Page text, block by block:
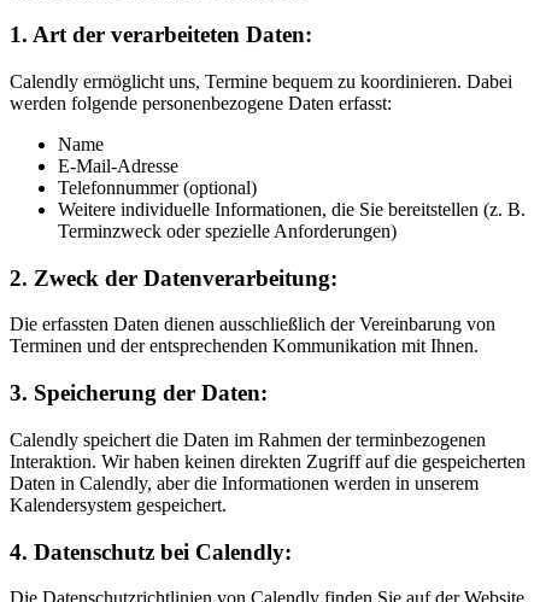
1. Art der verarbeiteten Daten:
Calendly ermöglicht uns, Termine bequem zu koordinieren. Dabei
werden folgende personenbezogene Daten erfasst:
Name
E-Mail-Adresse
Telefonnummer (optional)
Weitere individuelle Informationen, die Sie bereitstellen (z. B.
Terminzweck oder spezielle Anforderungen)
2. Zweck der Datenverarbeitung:
Die erfassten Daten dienen ausschließlich der Vereinbarung von
Terminen und der entsprechenden Kommunikation mit Ihnen.
3. Speicherung der Daten:
Calendly speichert die Daten im Rahmen der terminbezogenen
Interaktion. Wir haben keinen direkten Zugriff auf die gespeicherten
Daten in Calendly, aber die Informationen werden in unserem
Kalendersystem gespeichert.
4. Datenschutz bei Calendly: